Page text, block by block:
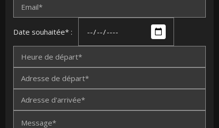
Email*
Date souhaitée* :
Heure de départ*
Adresse de départ*
Adresse d'arrivée*
Message*